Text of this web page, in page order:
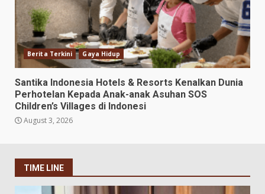
Berita Terkini Gaya Hidup
Santika Indonesia Hotels & Resorts Kenalkan Dunia
Perhotelan Kepada Anak-anak Asuhan SOS
Children’s Villages di Indonesi
August 3, 2026
TIME LINE